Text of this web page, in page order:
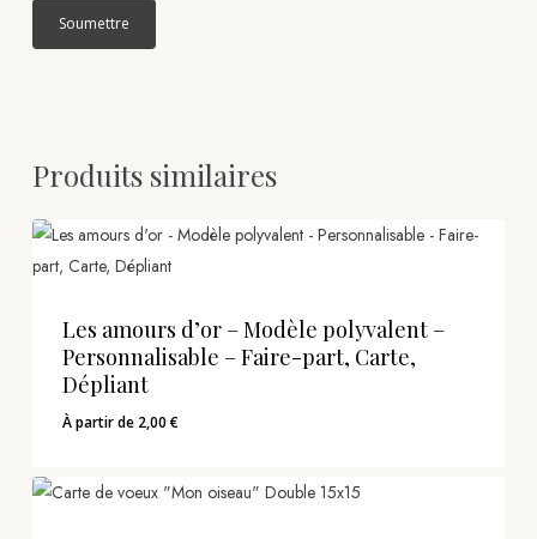
Produits similaires
Les amours d’or – Modèle polyvalent –
Personnalisable – Faire-part, Carte,
Dépliant
À partir de 2,00€